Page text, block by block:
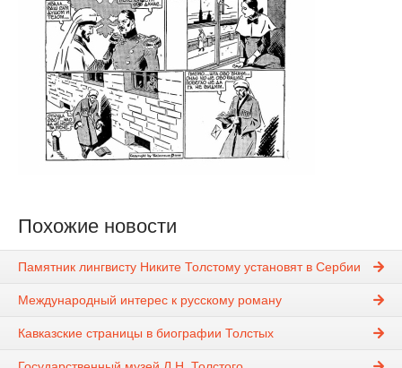
Похожие новости
Памятник лингвисту Никите Толстому установят в Сербии
Международный интерес к русскому роману
Кавказские страницы в биографии Толстых